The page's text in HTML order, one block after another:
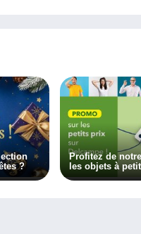
?
Profitez de
les objets à
Delcampe !